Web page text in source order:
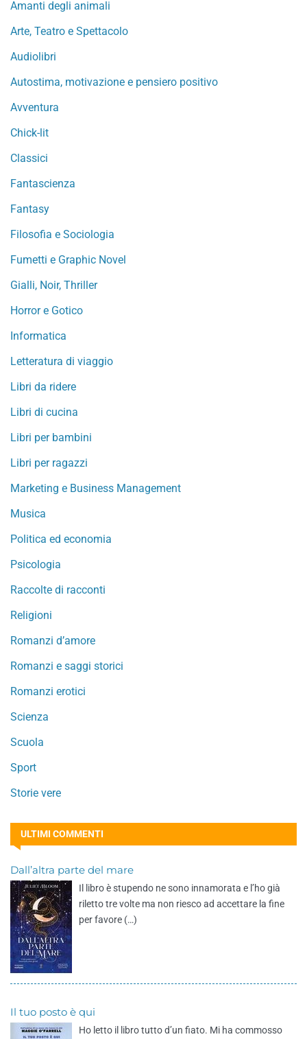
Amanti degli animali
Arte, Teatro e Spettacolo
Audiolibri
Autostima, motivazione e pensiero positivo
Avventura
Chick-lit
Classici
Fantascienza
Fantasy
Filosofia e Sociologia
Fumetti e Graphic Novel
Gialli, Noir, Thriller
Horror e Gotico
Informatica
Letteratura di viaggio
Libri da ridere
Libri di cucina
Libri per bambini
Libri per ragazzi
Marketing e Business Management
Musica
Politica ed economia
Psicologia
Raccolte di racconti
Religioni
Romanzi d’amore
Romanzi e saggi storici
Romanzi erotici
Scienza
Scuola
Sport
Storie vere
ULTIMI COMMENTI
Dall’altra parte del mare
Il libro è stupendo ne sono innamorata e l’ho già
riletto tre volte ma non riesco ad accettare la fine
per favore (…)
Il tuo posto è qui
Ho letto il libro tutto d’un fiato. Mi ha commosso